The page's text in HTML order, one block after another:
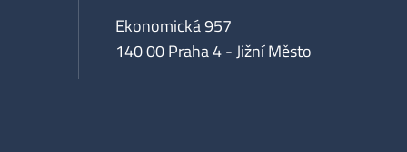
Ekonomická 957
140 00 Praha 4 - Jižní Město